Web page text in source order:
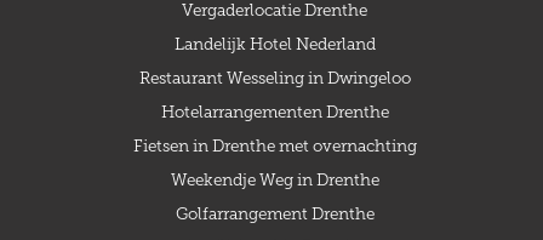
Vergaderlocatie Drenthe
Landelijk Hotel Nederland
Restaurant Wesseling in Dwingeloo
Hotelarrangementen Drenthe
Fietsen in Drenthe met overnachting
Weekendje Weg in Drenthe
Golfarrangement Drenthe